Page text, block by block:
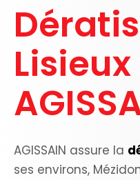
Lisieux
AGISSAIN assure la
ses environs,